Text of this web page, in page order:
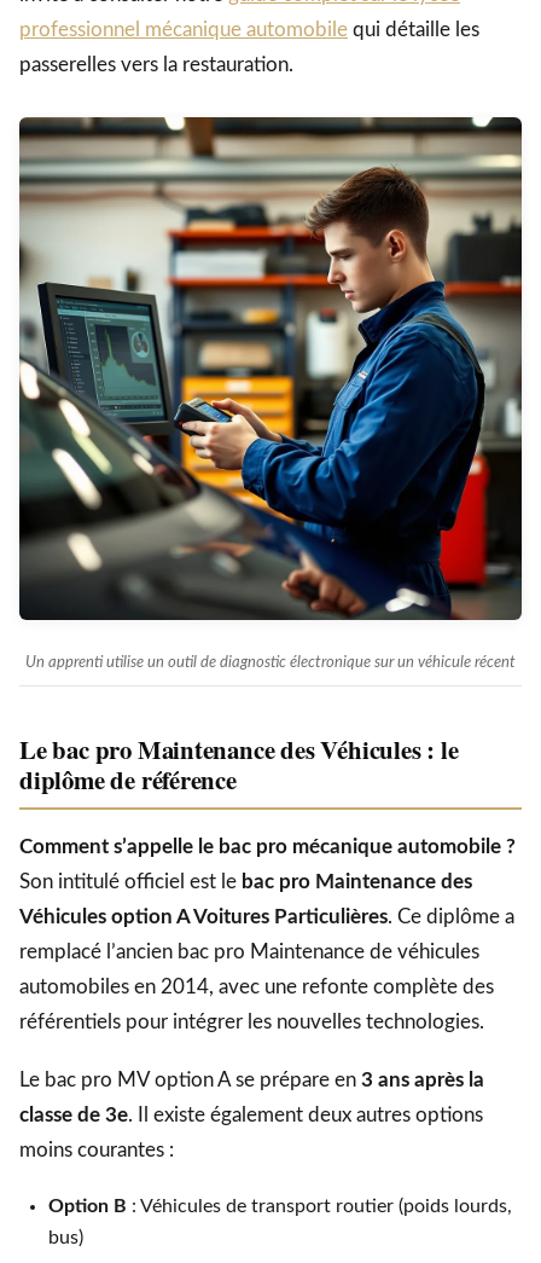
professionnel mécanique automobile qui détaille les
passerelles vers la restauration.
Un apprenti utilise un outil de diagnostic électronique sur un véhicule récent
Le bac pro Maintenance des Véhicules : le
diplôme de référence
Comment s’appelle le bac pro mécanique automobile ?
Son intitulé officiel est le bac pro Maintenance des
Véhicules option A Voitures Particulières. Ce diplôme a
remplacé l’ancien bac pro Maintenance de véhicules
automobiles en 2014, avec une refonte complète des
référentiels pour intégrer les nouvelles technologies.
Le bac pro MV option A se prépare en 3 ans après la
classe de 3e. Il existe également deux autres options
moins courantes :
Option B : Véhicules de transport routier (poids lourds,
bus)